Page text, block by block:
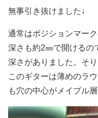
無事引き抜けました↓
通常はポジションマー
深さも約2㎜で開けるの
深さがありました。そ
このギターは薄めのラ
も穴の中心がメイプル